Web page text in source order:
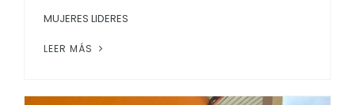
MUJERES LIDERES
LEER MÁS